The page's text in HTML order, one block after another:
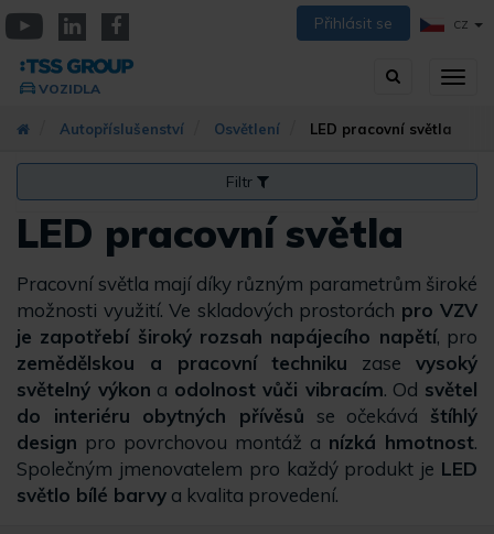
Přejít
k
hlavnímu
obsahu
Přihlásit se CZ
Vyhledávání
VOZIDLA
Autopříslušenství Osvětlení LED pracovní světla
Filtr
LED pracovní světla
Pracovní světla mají díky různým parametrům široké
možnosti využití. Ve skladových prostorách pro VZV
je zapotřebí široký rozsah napájecího napětí, pro
zemědělskou a pracovní techniku zasevysoký
světelný výkon a odolnost vůči vibracím. Od světel
do interiéru obytných přívěsů se očekává štíhlý
design pro povrchovou montáž a nízká hmotnost.
Společným jmenovatelem pro každý produkt je LED
světlo bílé barvy a kvalita provedení.